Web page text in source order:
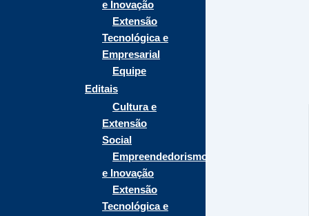
e Inovação
Extensão
Tecnológica e
Empresarial
Equipe
Editais
Cultura e
Extensão
Social
Empreendedorismo
e Inovação
Extensão
Tecnológica e